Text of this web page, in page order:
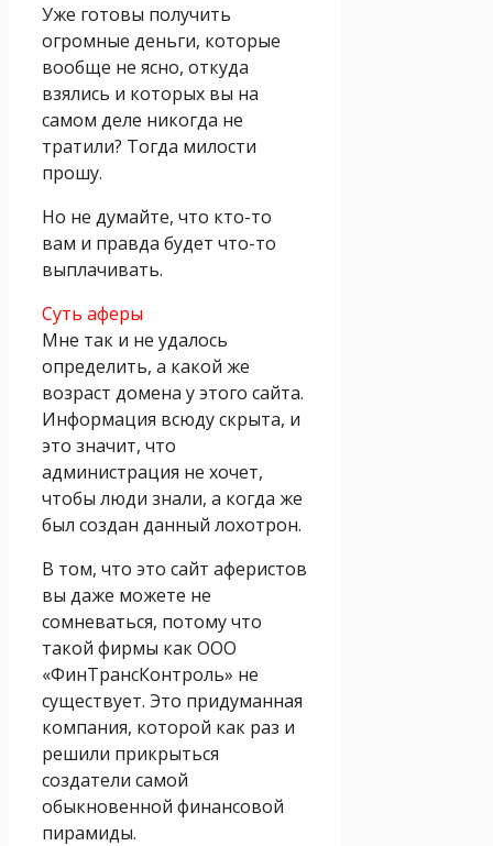
Уже готовы получить
огромные деньги, которые
вообще не ясно, откуда
взялись и которых вы на
самом деле никогда не
тратили? Тогда милости
прошу.
Но не думайте, что кто-то
вам и правда будет что-то
выплачивать.
Суть аферы
Мне так и не удалось
определить, а какой же
возраст домена у этого сайта.
Информация всюду скрыта, и
это значит, что
администрация не хочет,
чтобы люди знали, а когда же
был создан данный лохотрон.
В том, что это сайт аферистов
вы даже можете не
сомневаться, потому что
такой фирмы как ООО
«ФинТрансКонтроль» не
существует. Это придуманная
компания, которой как раз и
решили прикрыться
создатели самой
обыкновенной финансовой
пирамиды.